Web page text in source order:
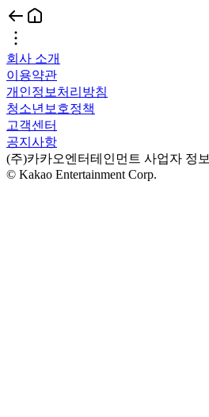
회사 소개
이용약관
개인정보처리방침
청소년보호정책
고객센터
공지사항
(주)카카오엔터테인먼트 사업자 정보
© Kakao Entertainment Corp.